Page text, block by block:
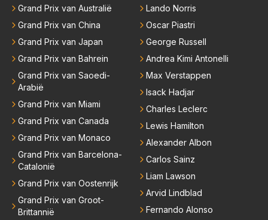
Grand Prix van Australië
Grand Prix van China
Grand Prix van Japan
Grand Prix van Bahrein
Grand Prix van Saoedi-
Arabië
Grand Prix van Miami
Grand Prix van Canada
Grand Prix van Monaco
Grand Prix van Barcelona-
Catalonië
Grand Prix van Oostenrijk
Grand Prix van Groot-
Brittannië
Lando Norris
Oscar Piastri
George Russell
Andrea Kimi Antonelli
Max Verstappen
Isack Hadjar
Charles Leclerc
Lewis Hamilton
Alexander Albon
Carlos Sainz
Liam Lawson
Arvid Lindblad
Fernando Alonso